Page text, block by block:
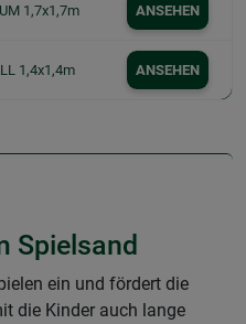
1,7x1,7m ANSEHEN
1,4x1,4m ANSEHEN
Spielsand
ein und fördert die
die Kinder auch lange